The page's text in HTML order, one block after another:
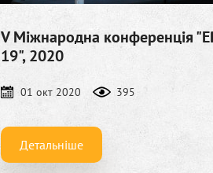
V Міжнародна конференція
19", 2020
01 окт 2020 395
Детальніше